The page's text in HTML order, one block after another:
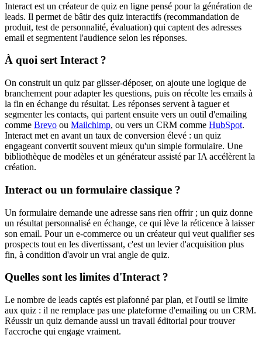
Interact est un créateur de quiz en ligne pensé pour la génération de
leads. Il permet de bâtir des quiz interactifs (recommandation de
produit, test de personnalité, évaluation) qui captent des adresses
email et segmentent l'audience selon les réponses.
À quoi sert Interact ?
On construit un quiz par glisser-déposer, on ajoute une logique de
branchement pour adapter les questions, puis on récolte les emails à
la fin en échange du résultat. Les réponses servent à taguer et
segmenter les contacts, qui partent ensuite vers un outil d'emailing
comme Brevo ou Mailchimp, ou vers un CRM comme HubSpot.
Interact met en avant un taux de conversion élevé : un quiz
engageant convertit souvent mieux qu'un simple formulaire. Une
bibliothèque de modèles et un générateur assisté par IA accélèrent la
création.
Interact ou un formulaire classique ?
Un formulaire demande une adresse sans rien offrir ; un quiz donne
un résultat personnalisé en échange, ce qui lève la réticence à laisser
son email. Pour un e-commerce ou un créateur qui veut qualifier ses
prospects tout en les divertissant, c'est un levier d'acquisition plus
fin, à condition d'avoir un vrai angle de quiz.
Quelles sont les limites d'Interact ?
Le nombre de leads captés est plafonné par plan, et l'outil se limite
aux quiz : il ne remplace pas une plateforme d'emailing ou un CRM.
Réussir un quiz demande aussi un travail éditorial pour trouver
l'accroche qui engage vraiment.